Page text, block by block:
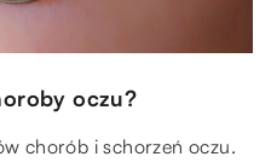
oczu?
chorób i schorzeń oczu.